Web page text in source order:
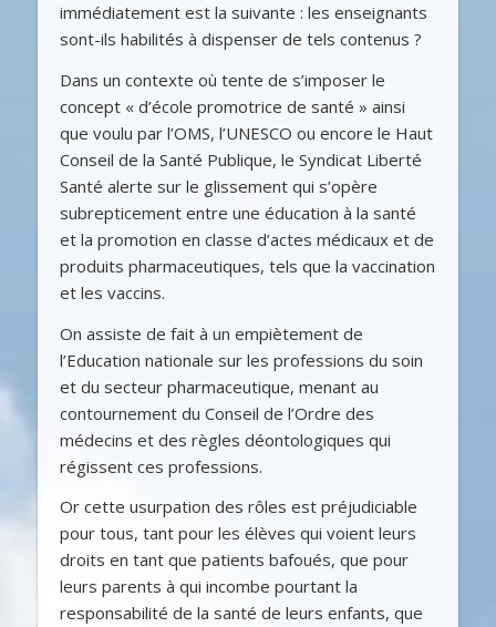
immédiatement est la suivante : les enseignants
sont-ils habilités à dispenser de tels contenus ?
Dans un contexte où tente de s’imposer le
concept « d’école promotrice de santé » ainsi
que voulu par l’OMS, l’UNESCO ou encore le Haut
Conseil de la Santé Publique, le Syndicat Liberté
Santé alerte sur le glissement qui s’opère
subrepticement entre une éducation à la santé
et la promotion en classe d’actes médicaux et de
produits pharmaceutiques, tels que la vaccination
et les vaccins.
On assiste de fait à un empiètement de
l’Education nationale sur les professions du soin
et du secteur pharmaceutique, menant au
contournement du Conseil de l’Ordre des
médecins et des règles déontologiques qui
régissent ces professions.
Or cette usurpation des rôles est préjudiciable
pour tous, tant pour les élèves qui voient leurs
droits en tant que patients bafoués, que pour
leurs parents à qui incombe pourtant la
responsabilité de la santé de leurs enfants, que